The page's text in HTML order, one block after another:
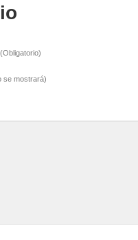
se mostrará)